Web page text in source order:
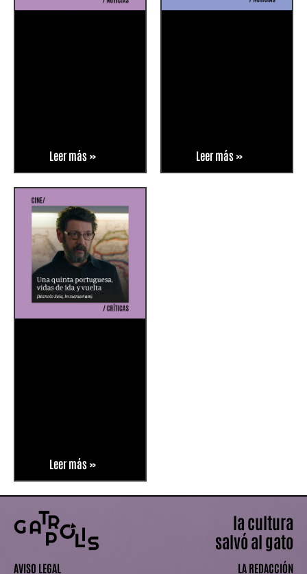
Leer más » Leer más »
Leer más »
AVISO LEGAL
la cultura
salvó al gato
LA REDACCIÓN